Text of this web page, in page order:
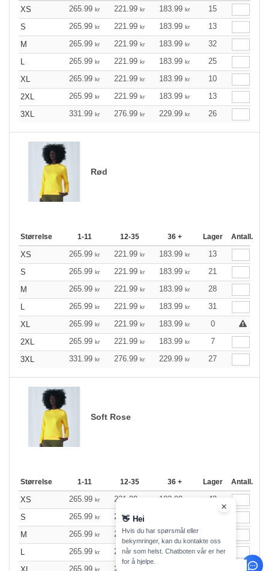
XS 265.99 kr 221.99 kr 183.99 kr
15
S
265.99 kr 221.99 kr 183.99 kr
13
M
265.99 kr 221.99 kr 183.99 kr
32
L
265.99 kr 221.99 kr 183.99 kr
25
XL
265.99 kr 221.99 kr 183.99 kr
10
2XL
265.99 kr 221.99 kr 183.99 kr
13
3XL
331.99 kr 276.99 kr 229.99 kr 26
Rød
Størrelse 1-11 12-35 36 + Lager Antall.
XS 265.99 kr 221.99 kr 183.99 kr
13
S
265.99 kr 221.99 kr 183.99 kr
21
M
265.99 kr 221.99 kr 183.99 kr
28
L
265.99 kr 221.99 kr 183.99 kr
31
XL
265.99 kr 221.99 kr 183.99 kr
0
2XL
265.99 kr 221.99 kr 183.99 kr
7
3XL
331.99 kr 276.99 kr 229.99 kr 27
Soft Rose
Størrelse 1-11 12-35 36 + Lager Antall.
XS 265.99 kr 221.99 183.99
49
S
265.99 kr 221.99kr
M
265.99 kr 221.99kr 183.99 kr
L
265.99 kr 221.99kr 183.99kr
122
265.99 kr 221.99
👋 Hei
Hvis du har spørsmål eller
bekymringer, kan du kontakte oss
når som helst. Chatboten vår er her
for å hjelpe.